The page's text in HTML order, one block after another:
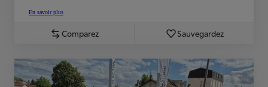
En savoir plus
Comparez Sauvegardez